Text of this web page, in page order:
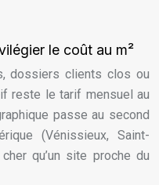
le coût au m²
dossiers clients clos ou
reste le tarif mensuel au
passe au second
(Vénissieux, Saint-
qu’un site proche du